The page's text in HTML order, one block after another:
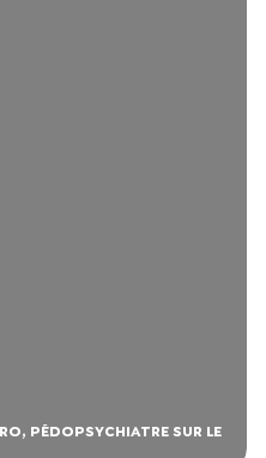
PÉDOPSYCHIATRE SUR LE